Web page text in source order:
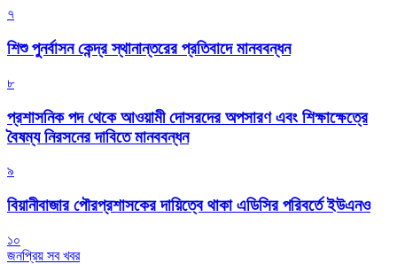
৭
শিশু পুনর্বাসন কেন্দ্র স্থানান্তরের প্রতিবাদে মানববন্ধন
৮
প্রশাসনিক পদ থেকে আওয়ামী দোসরদের অপসারণ এবং শিক্ষাক্ষেত্রে
বৈষম্য নিরসনের দাবিতে মানববন্ধন
৯
বিয়ানীবাজার পৌরপ্রশাসকের দায়িত্বে থাকা এডিসির পরিবর্তে ইউএনও
১০
জনপ্রিয় সব খবর